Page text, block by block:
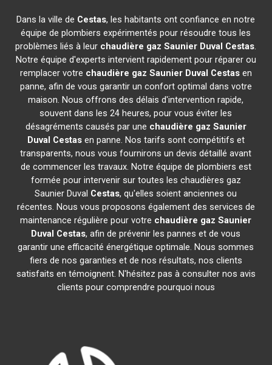
Dans la ville de Cestas, les habitants ont confiance en notre
équipe de plombiers expérimentés pour résoudre tous les
problèmes liés à leur chaudière gaz Saunier Duval Cestas.
Notre équipe d'experts intervient rapidement pour réparer ou
remplacer votre chaudière gaz Saunier Duval Cestasen
panne, afin de vous garantir un confort optimal dans votre
maison. Nous offrons des délais d'intervention rapide,
souvent dans les 24 heures, pour vous éviter les
désagréments causés par une chaudière gaz Saunier
Duval Cestasen panne. Nos tarifs sont compétitifs et
transparents, nous vous fournirons un devis détaillé avant
de commencer les travaux. Notre équipe de plombiers est
formée pour intervenir sur toutes les chaudières gaz
Saunier Duval Cestas, qu'elles soient anciennes ou
récentes. Nous vous proposons également des services de
maintenance régulière pour votre chaudière gaz Saunier
Duval Cestas, afin de prévenir les pannes et de vous
garantir une efficacité énergétique optimale. Nous sommes
fiers de nos garanties et de nos résultats, nos clients
satisfaits en témoignent. N'hésitez pas à consulter nos avis
clients pour comprendre pourquoi nous